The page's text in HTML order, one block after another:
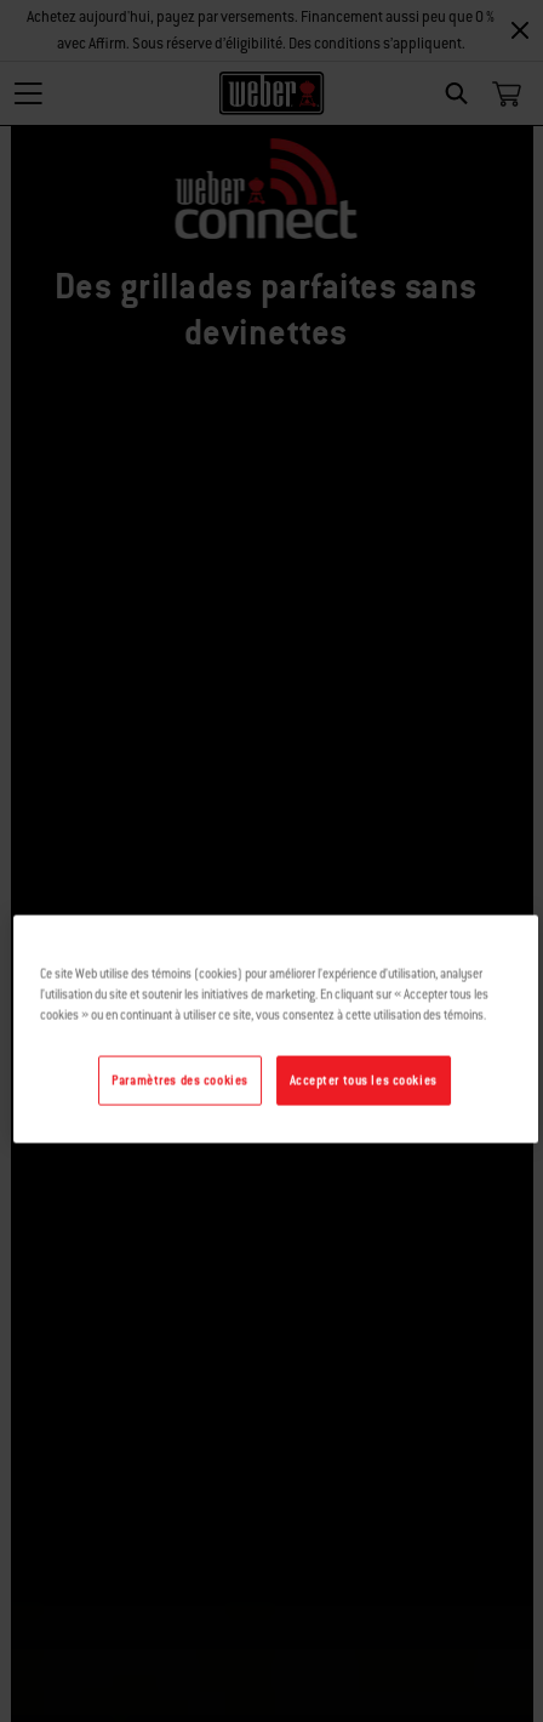
Search
Achetez aujourd'hui, payez par versements. Financement aussi peu que 0 %
avec Affirm. Sous réserve d’éligibilité. Des conditions s’appliquent.
Des grillades parfaites sans
devinettes
Ce site Web utilise des témoins (cookies) pour améliorer l’expérience d’utilisation, analyser
l’utilisation du site et soutenir les initiatives de marketing. En cliquant sur « Accepter tous les
cookies » ou en continuant à utiliser ce site, vous consentez à cette utilisation des témoins.
Accepter tous les cookies
Paramètres des cookies